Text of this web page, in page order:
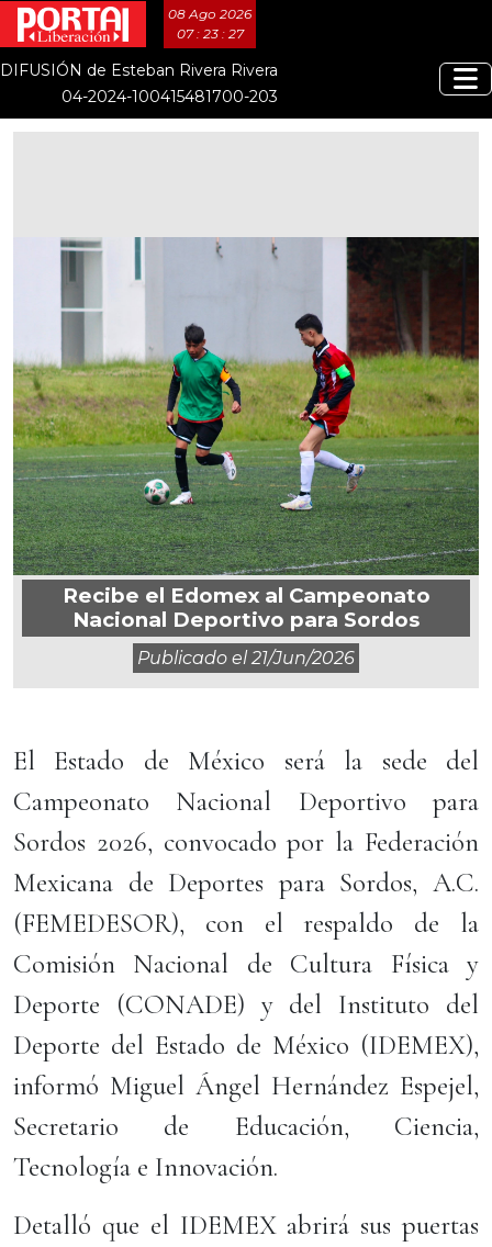
08 Ago 2026
07 : 23 : 28
DIFUSIÓN de Esteban Rivera Rivera
04-2024-100415481700-203
Recibe el Edomex al Campeonato
Nacional Deportivo para Sordos
Publicado el21/jun/2026
El Estado de México será la sede del
Campeonato Nacional Deportivo para
Sordos 2026, convocado por la Federación
Mexicana de Deportes para Sordos, A.C.
(FEMEDESOR), con el respaldo de la
Comisión Nacional de Cultura Física y
Deporte (CONADE) y del Instituto del
Deporte del Estado de México (IDEMEX),
informó Miguel Ángel Hernández Espejel,
Secretario de Educación, Ciencia,
Tecnología e Innovación.
Detalló que el IDEMEX abrirá sus puertas